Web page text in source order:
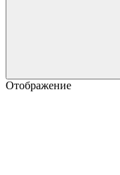
Отображение